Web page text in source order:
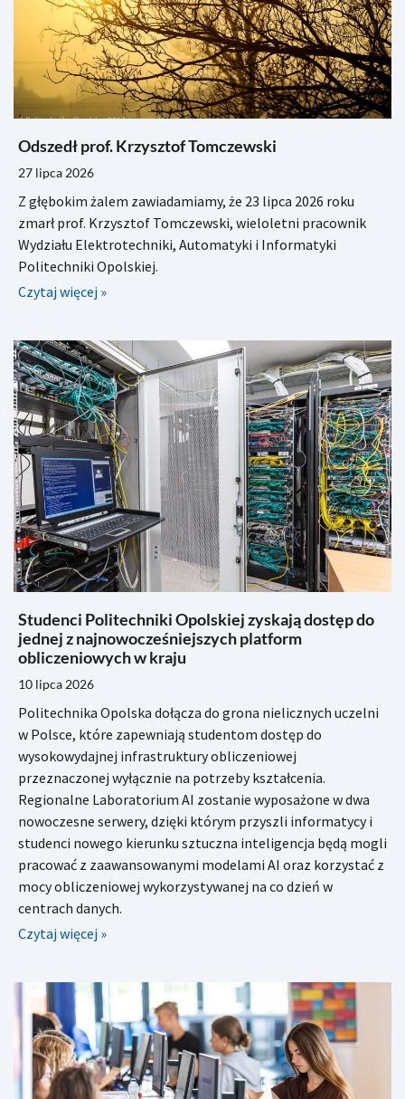
Odszedł prof. Krzysztof Tomczewski
27 lipca 2026
Z głębokim żalem zawiadamiamy, że 23 lipca 2026 roku
zmarł prof. Krzysztof Tomczewski, wieloletni pracownik
Wydziału Elektrotechniki, Automatyki i Informatyki
Politechniki Opolskiej.
Czytaj więcej »
Studenci Politechniki Opolskiej zyskają dostęp do
jednej z najnowocześniejszych platform
obliczeniowych w kraju
10 lipca 2026
Politechnika Opolska dołącza do grona nielicznych uczelni
w Polsce, które zapewniają studentom dostęp do
wysokowydajnej infrastruktury obliczeniowej
przeznaczonej wyłącznie na potrzeby kształcenia.
Regionalne Laboratorium AI zostanie wyposażone w dwa
nowoczesne serwery, dzięki którym przyszli informatycy i
studenci nowego kierunku sztuczna inteligencja będą mogli
pracować z zaawansowanymi modelami AI oraz korzystać z
mocy obliczeniowej wykorzystywanej na co dzień w
centrach danych.
Czytaj więcej »